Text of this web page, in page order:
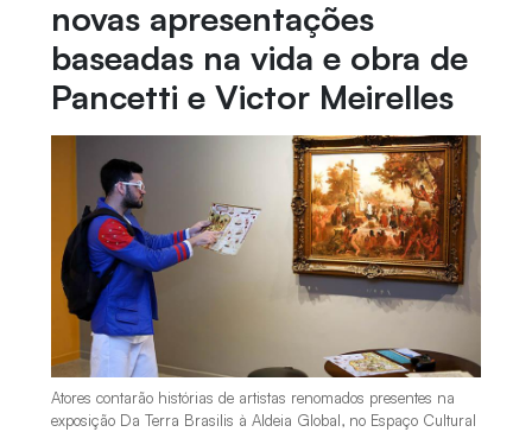
novas apresentações
baseadas na vida e obra de
Pancetti e Victor Meirelles
Atores contarão histórias de artistas renomados presentes na
exposição Da Terra Brasilis à Aldeia Global, no Espaço Cultural